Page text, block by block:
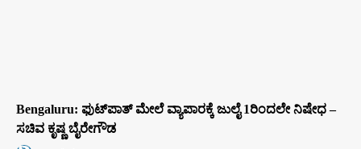
Bengaluru: ಫುಟ್‌ಪಾತ್‌ ಮೇಲೆ ವ್ಯಾಪಾರಕ್ಕೆ ಜುಲೈ 1ರಿಂದಲೇ ನಿಷೇಧ –
ಸಚಿವ ಕೃಷ್ಣ ಬೈರೇಗೌಡ